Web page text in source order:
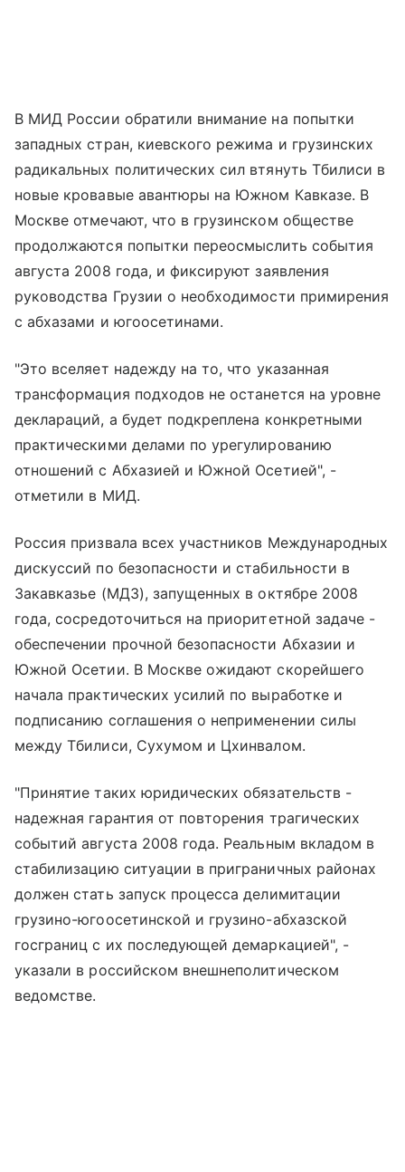
В МИД России обратили внимание на попытки
западных стран, киевского режима и грузинских
радикальных политических сил втянуть Тбилиси в
новые кровавые авантюры на Южном Кавказе. В
Москве отмечают, что в грузинском обществе
продолжаются попытки переосмыслить события
августа 2008 года, и фиксируют заявления
руководства Грузии о необходимости примирения
с абхазами и югоосетинами.
"Это вселяет надежду на то, что указанная
трансформация подходов не останется на уровне
деклараций, а будет подкреплена конкретными
практическими делами по урегулированию
отношений с Абхазией и Южной Осетией", -
отметили в МИД.
Россия призвала всех участников Международных
дискуссий по безопасности и стабильности в
Закавказье (МДЗ), запущенных в октябре 2008
года, сосредоточиться на приоритетной задаче -
обеспечении прочной безопасности Абхазии и
Южной Осетии. В Москве ожидают скорейшего
начала практических усилий по выработке и
подписанию соглашения о неприменении силы
между Тбилиси, Сухумом и Цхинвалом.
"Принятие таких юридических обязательств -
надежная гарантия от повторения трагических
событий августа 2008 года. Реальным вкладом в
стабилизацию ситуации в приграничных районах
должен стать запуск процесса делимитации
грузино-югоосетинской и грузино-абхазской
госграниц с их последующей демаркацией", -
указали в российском внешнеполитическом
ведомстве.